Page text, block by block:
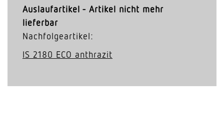
Auslaufartikel - Artikel nicht mehr
lieferbar
Nachfolgeartikel:
IS 2180 ECO anthrazit